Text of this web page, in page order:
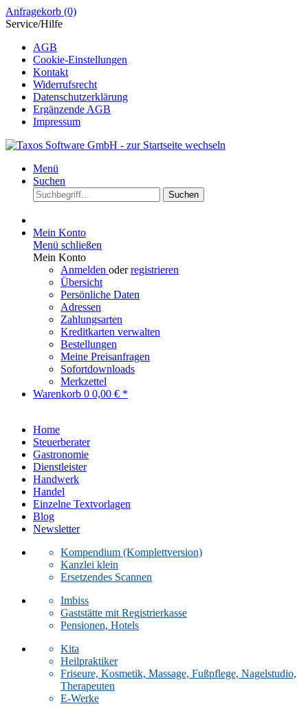
Anfragekorb (0)
Service/Hilfe
AGB
Cookie-Einstellungen
Kontakt
Widerrufsrecht
Datenschutzerklärung
Ergänzende AGB
Impressum
Menü
Suchen
Suchen
Mein Konto
Menü schließen
Mein Konto
Anmelden oderregistrieren
Übersicht
Persönliche Daten
Adressen
Zahlungsarten
Kreditkarten verwalten
Bestellungen
Meine Preisanfragen
Sofortdownloads
Merkzettel
Warenkorb 0 0,00 € *
Home
Steuerberater
Gastronomie
Dienstleister
Handwerk
Handel
Einzelne Textvorlagen
Blog
Newsletter
Kompendium (Komplettversion)
Kanzlei klein
Ersetzendes Scannen
Imbiss
Gaststätte mit Registrierkasse
Pensionen, Hotels
Kita
Heilpraktiker
Friseure, Kosmetik, Massage, Fußpflege, Nagelstudio,
Therapeuten
E-Werke